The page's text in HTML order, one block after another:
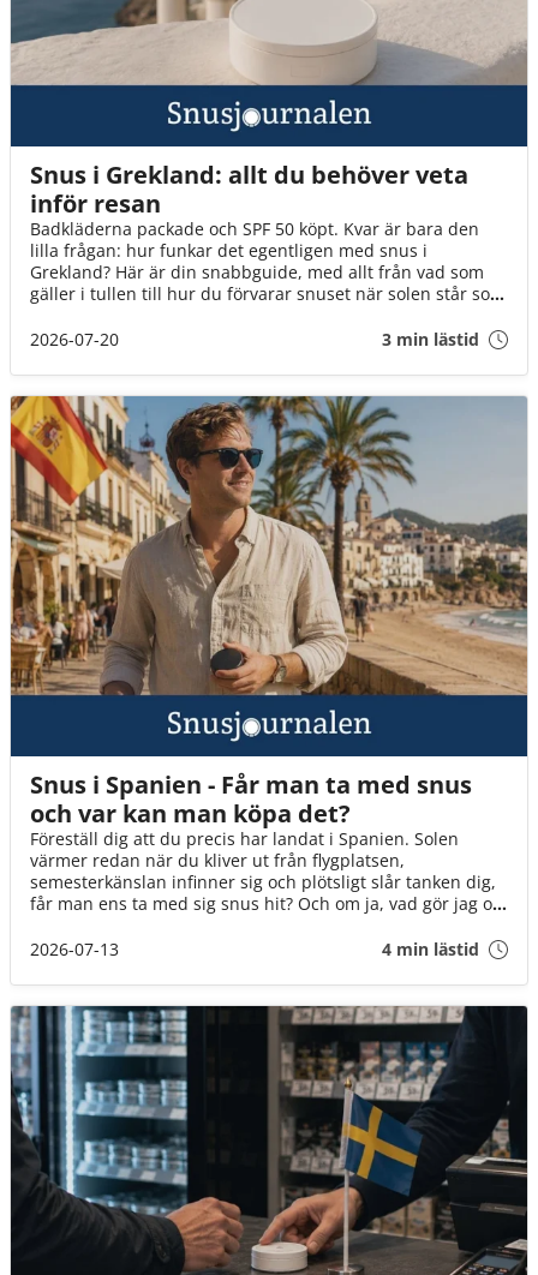
Snus i Grekland: allt du behöver veta
inför resan
Badkläderna packade och SPF 50 köpt. Kvar är bara den
lilla frågan: hur funkar det egentligen med snus i
Grekland? Här är din snabbguide, med allt från vad som
gäller i tullen till hur du förvarar snuset när solen står som
2026-07-20
3 min lästid
Snus i Spanien - Får man ta med snus
och var kan man köpa det?
Föreställ dig att du precis har landat i Spanien. Solen
värmer redan när du kliver ut från flygplatsen,
semesterkänslan infinner sig och plötsligt slår tanken dig,
får man ens ta med sig snus hit? Och om ja, vad gör jag om
veta innan flyget går till Spanien!
2026-07-13 4 min lästid